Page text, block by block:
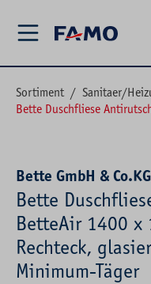
Sortiment / Sanitaer/
Bette Duschfliese
Bette GmbH &
Bette
BetteAir 1400 x
Rechteck,
Minimum-Täger